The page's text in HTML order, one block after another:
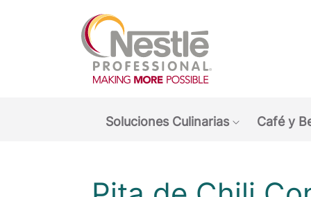
Soluciones Culinarias
Show
Café y